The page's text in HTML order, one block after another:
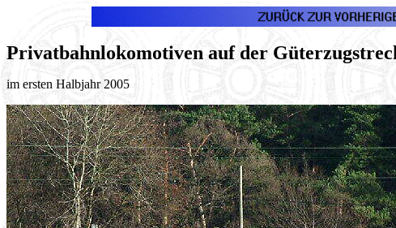
Privatbahnlokomotiven auf der
im ersten Halbjahr 2005